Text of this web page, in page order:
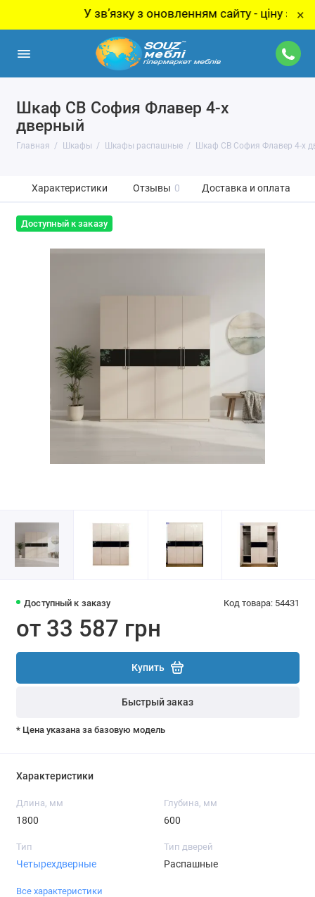
У звʼязку з оновленням сайту - ціну за товар
×
Шкаф СВ София Флавер 4-х
дверный
Главная Шкафы Шкафы распашные Шкаф СВ София Флавер 4-х
Характеристики Отзывы 0 Доставка и оплата
Доступный к заказу
Доступный к заказу Код товара: 54431
от 33 587 грн
Купить
Быстрый заказ
* Цена указана за базовую модель
Характеристики
Длина, мм
1800
Глубина, мм
600
Тип
Четырехдверные
Тип дверей
Распашные
Все характеристики